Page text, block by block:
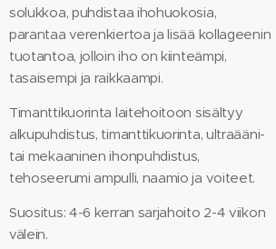
solukkoa, puhdistaa ihohuokosia,
parantaa verenkiertoa ja lisää kollageenin
tuotantoa, jolloin iho on kiinteämpi,
tasaisempi ja raikkaampi.
Timanttikuorinta laitehoitoon sisältyy
alkupuhdistus, timanttikuorinta, ultraääni-
tai mekaaninen ihonpuhdistus,
tehoseerumi ampulli, naamio ja voiteet.
Suositus: 4-6 kerran sarjahoito 2-4 viikon
välein.